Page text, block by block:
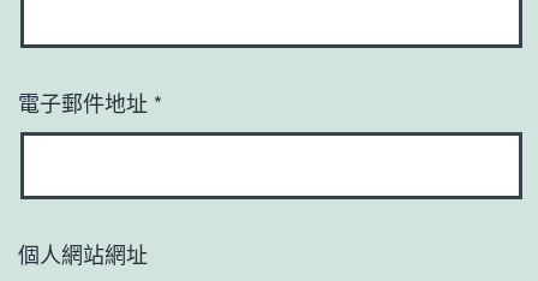
電子郵件地址 *
個人網站網址